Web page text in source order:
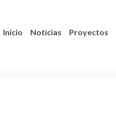
Inicio Noticias Proyectos